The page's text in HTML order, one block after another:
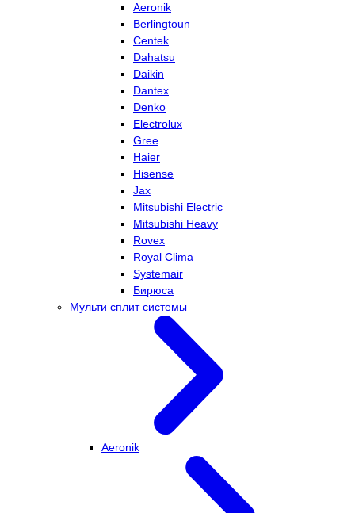
Aeronik
Berlingtoun
Centek
Dahatsu
Daikin
Dantex
Denko
Electrolux
Gree
Haier
Hisense
Jax
Mitsubishi Electric
Mitsubishi Heavy
Rovex
Royal Clima
Systemair
Бирюса
Мульти сплит системы
Aeronik